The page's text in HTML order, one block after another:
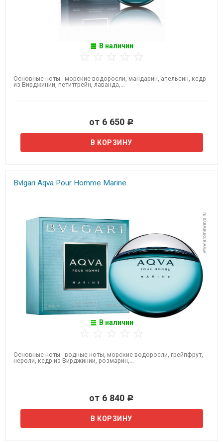
В наличии
Основные ноты - морские водоросли, мандарин, апельсин, кедр
из Вирджинии, петитгрейн, лаванда,...
от 6 650 Р
Bvlgari Aqva Pour Homme Marine
В наличии
Основные ноты - водные ноты, морские водоросли, грейпфрут,
нероли, кедр из Вирджинии, розмарин,...
от 6 840 Р